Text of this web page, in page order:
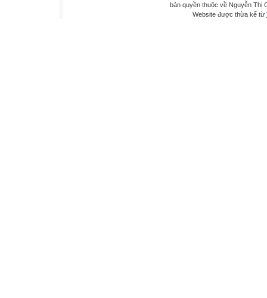
bản quyền thuộc về Nguyễn Thị
Website được thừa kế từ